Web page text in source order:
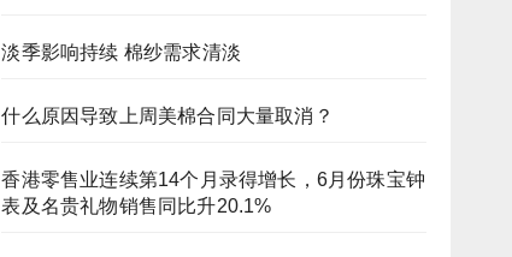
淡季影响持续 棉纱需求清淡
什么原因导致上周美棉合同大量取消？
香港零售业连续第14个月录得增长，6月份珠宝钟
表及名贵礼物销售同比升20.1%